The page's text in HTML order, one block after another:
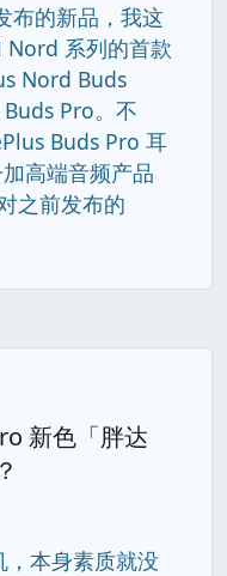
布的新品，我这
Nord 系列的首款
Nord Buds
Pro。不
Buds Pro 耳
高端音频产品
之前发布的
新色「胖达
本身素质就没